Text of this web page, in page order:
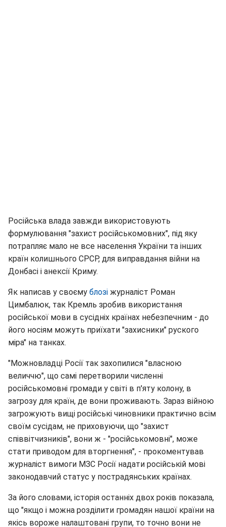
Російська влада завжди використовують
формулювання "захист російськомовних", під яку
потрапляє мало не все населення України та інших
країн колишнього СРСР, для виправдання війни на
Донбасі і анексії Криму.
Як написав у своєму блозі журналіст Роман
Цимбалюк, так Кремль зробив використання
російської мови в сусідніх країнах небезпечним - до
його носіям можуть приїхати "захисники" руского
міра" на танках.
"Можновладці Росії так захопилися "власною
величчю", що самі перетворили численні
російськомовні громади у світі в п'яту колону, в
загрозу для країн, де вони проживають. Зараз війною
загрожують вищі російські чиновники практично всім
своїм сусідам, не приховуючи, що "захист
співвітчизників", вони ж - "російськомовні", може
стати приводом для вторгнення", - прокоментував
журналіст вимоги МЗС Росії надати російській мові
законодавчий статус у пострадянських країнах.
За його словами, історія останніх двох років показала,
що "якщо і можна розділити громадян нашої країни на
якісь вороже налаштовані групи, то точно вони не